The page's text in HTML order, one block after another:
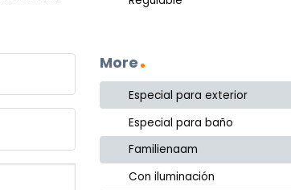
More
Especial para exterior
Especial para baño
Familienaam
Con iluminación